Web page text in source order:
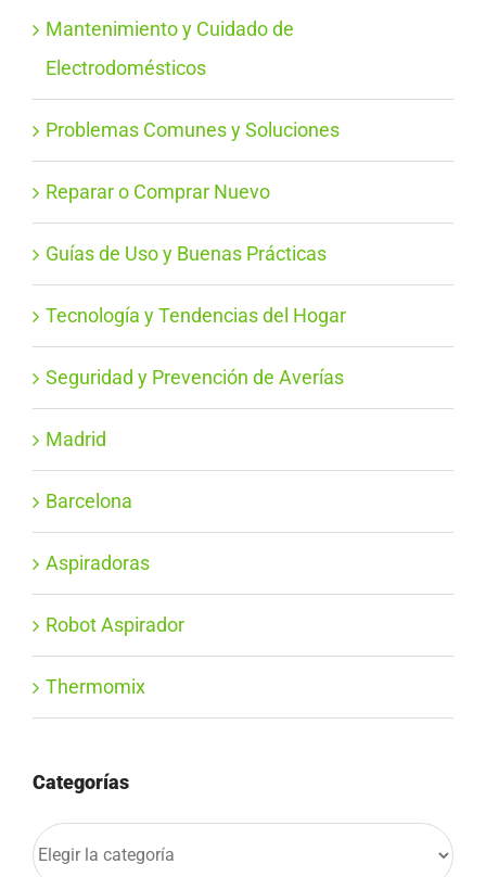
Mantenimiento y Cuidado de
Electrodomésticos
Problemas Comunes y Soluciones
Reparar o Comprar Nuevo
Guías de Uso y Buenas Prácticas
Tecnología y Tendencias del Hogar
Seguridad y Prevención de Averías
Madrid
Barcelona
Aspiradoras
Robot Aspirador
Thermomix
Categorías
Categorías